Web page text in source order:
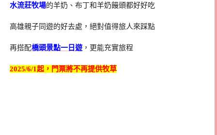
水流莊牧場的羊奶、布丁和羊奶饅頭都好好吃
高雄親子同遊的好去處，絕對值得旅人來踩點
再搭配橋頭景點一日遊 ，更能充實旅程
2025/6/1起，門票將不再提供牧草